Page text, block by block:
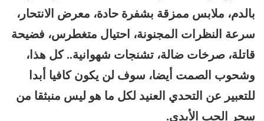
بالدم، ملابس ممزقة بشفرة حادة، معرض الانتحار،
سرعة النظرات المجنونة، احتيال متغطرس، فضيحة
قاتلة، صرخات ضالة، تشنجات شهوانية.. كل هذا،
وشحوب الصمت أيضا، سوف لن يكون كافيا أبدا
للتعبير عن التحدي العنيد لكل ما هو ليس منبثقا من
سحر الحب الأبدي.